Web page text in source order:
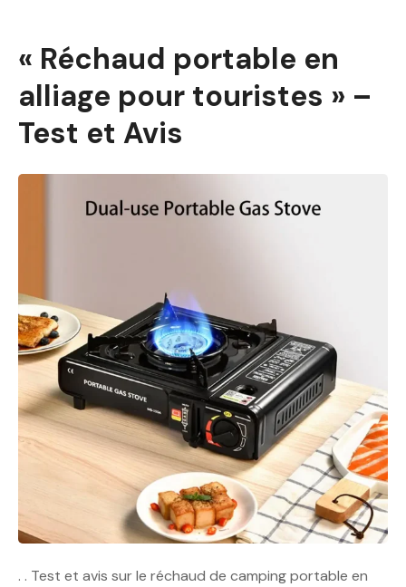
« Réchaud portable en
alliage pour touristes » –
Test et Avis
. . Test et avis sur le réchaud de camping portable en